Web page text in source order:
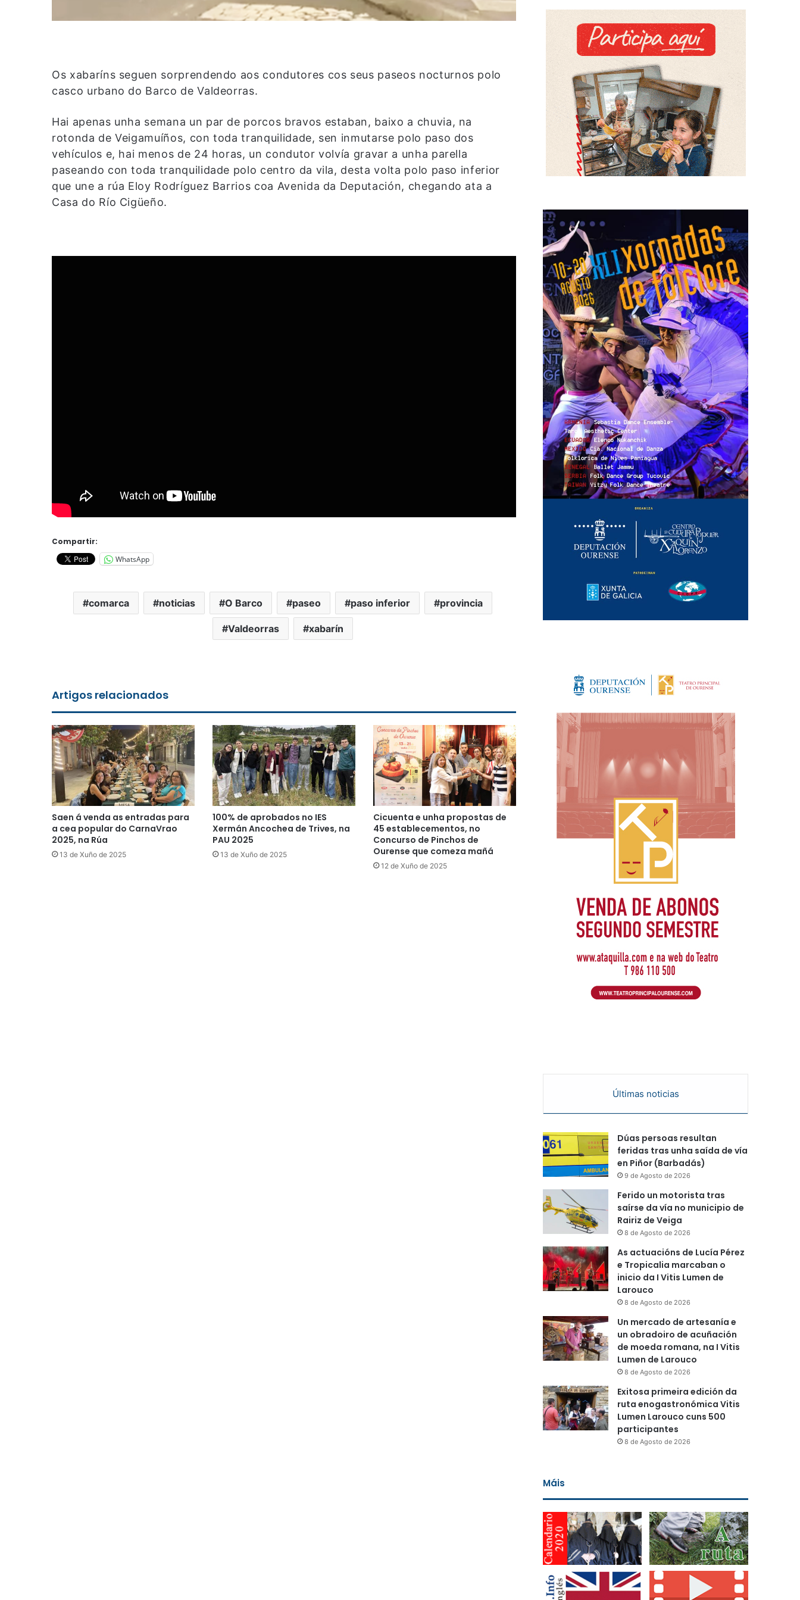
Os xabaríns seguen sorprendendo aos condutores cos seus paseos nocturnos polo
casco urbano do Barco de Valdeorras.
Hai apenas unha semana un par de porcos bravos estaban, baixo a chuvia, na
rotonda de Veigamuíños, con toda tranquilidade, sen inmutarse polo paso dos
vehículos e, hai menos de 24 horas, un condutor volvía gravar a unha parella
paseando con toda tranquilidade polo centro da vila, desta volta polo paso inferior
que une a rúa Eloy Rodríguez Barrios coa Avenida da Deputación, chegando ata a
Casa do Río Cigüeño.
Compartir:
WhatsApp
comarca noticias O Barco paseo paso inferior provincia
Valdeorras xabarín
Artigos relacionados
Saen á venda as entradas para
a cea popular do CarnaVrao
2025, na Rúa
13 de Xuño de 2025
100% de aprobados no IES
Xermán Ancochea de Trives, na
PAU 2025
13 de Xuño de 2025
Cicuenta e unha propostas de
45 establecementos, no
Concurso de Pinchos de
Ourense que comeza mañá
12 de Xuño de 2025
Últimas noticias
Dúas persoas resultan
feridas tras unha saída de vía
en Piñor (Barbadás)
9 de Agosto de 2026
Ferido un motorista tras
saírse da vía no municipio de
Rairiz de Veiga
8 de Agosto de 2026
As actuacións de Lucía Pérez
e Tropicalia marcaban o
inicio da I Vitis Lumen de
Larouco
8 de Agosto de 2026
Un mercado de artesanía e
un obradoiro de acuñación
de moeda romana, na I Vitis
Lumen de Larouco
8 de Agosto de 2026
Exitosa primeira edición da
ruta enogastronómica Vitis
Lumen Larouco cuns 500
participantes
8 de Agosto de 2026
Máis